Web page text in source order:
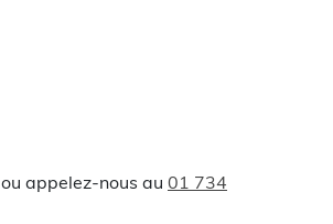
ou appelez-nous au 01 734